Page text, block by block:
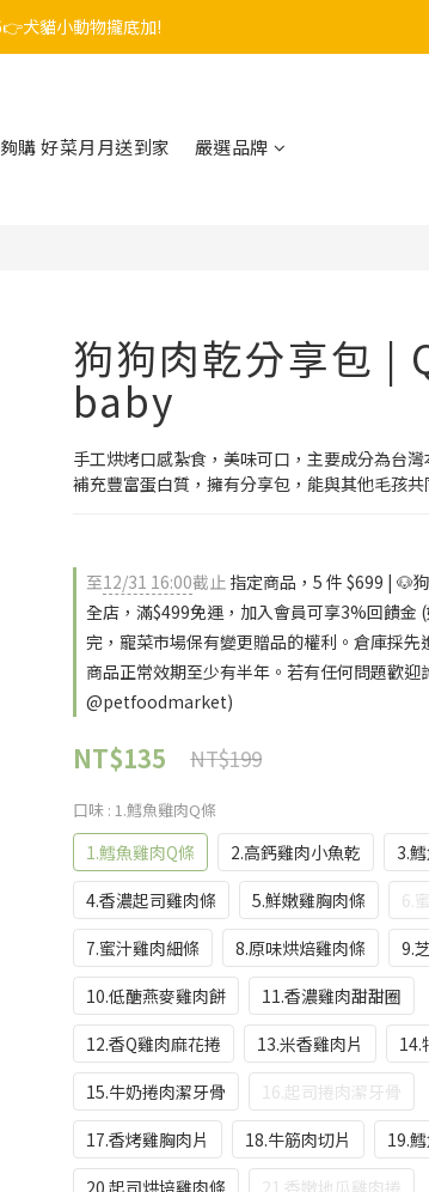
折起😻只到9/21
犬貓小動物攏底加!
購 好菜月月送到家 嚴選品牌
狗狗肉乾分享包 |
baby
手工烘烤口感紮食，美味可口，主要成分為台灣
補充豐富蛋白質，擁有分享包，能與其他毛孩共
至12/31 16:00截止 指定商品，5 件 $699 | 🐶
全店，滿$499免運，加入會員可享3%回饋金
完，寵菜市場保有變更贈品的權利。倉庫採先
商品正常效期至少有半年。若有任何問題歡迎
@petfoodmarket)
NT$199
NT$135
口味 : 1.鱈魚雞肉Q條
1.鱈魚雞肉Q條 2.高鈣雞肉小魚乾
3.
4.香濃起司雞肉條
5.鮮嫩雞胸肉條
6.
7.蜜汁雞肉細條
8.原味烘焙雞肉條
9.
10.低醣燕麥雞肉餅
11.香濃雞肉甜甜圈
12.香Q雞肉麻花捲
13.米香雞肉片
14.
15.牛奶捲肉潔牙骨
16.起司捲肉潔牙骨
17.香烤雞胸肉片
18.牛筋肉切片
19.
20.起司烘培雞肉條
21.香嫩地瓜雞肉捲